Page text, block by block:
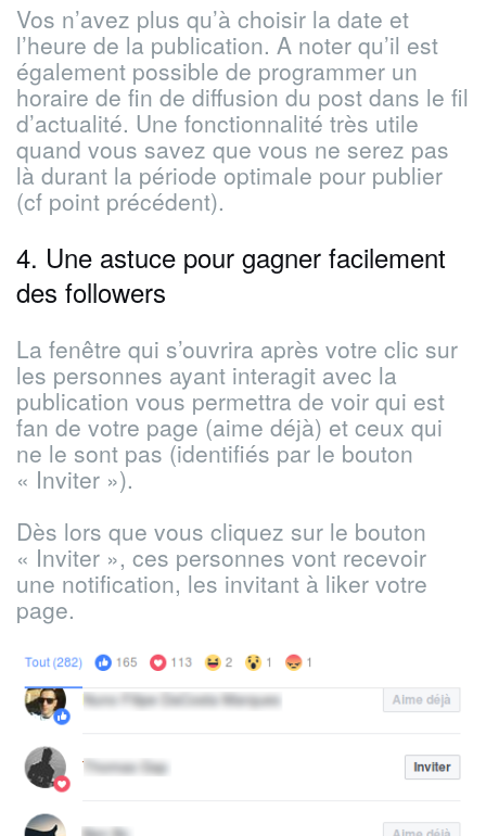
Vos n’avez plus qu’à choisir la date et
l’heure de la publication. A noter qu’il est
également possible de programmer un
horaire de fin de diffusion du post dans le fil
d’actualité. Une fonctionnalité très utile
quand vous savez que vous ne serez pas
là durant la période optimale pour publier
(cf point précédent).
4. Une astuce pour gagner facilement
des followers
La fenêtre qui s’ouvrira après votre clic sur
les personnes ayant interagit avec la
publication vous permettra de voir qui est
fan de votre page (aime déjà) et ceux qui
ne le sont pas (identifiés par le bouton
« Inviter »).
Dès lors que vous cliquez sur le bouton
« Inviter », ces personnes vont recevoir
une notification, les invitant à liker votre
page.